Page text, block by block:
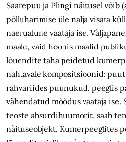
Saarepuu ja Plingi näitusel võib
põlluharimise üle nalja visata
naerualune vaataja ise.
maale, vaid hoopis maalid
lõuendite taha peidetud
nähtavale kompositsioonid:
rahvariides puunukud, peeglis
vähendatud mõõdus vaataja ise.
teoste absurdihuumorit, saab
näituseobjekt. Kumerpeeglites